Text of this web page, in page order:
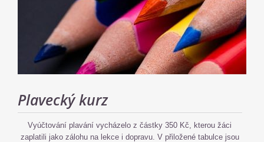
Plavecký kurz
Vyúčtování plavání vycházelo z částky 350 Kč, kterou žáci
zaplatili jako zálohu na lekce i dopravu. V přiložené tabulce jsou